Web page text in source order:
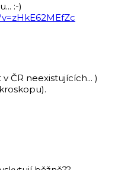
:-)
ČR neexistujících... )